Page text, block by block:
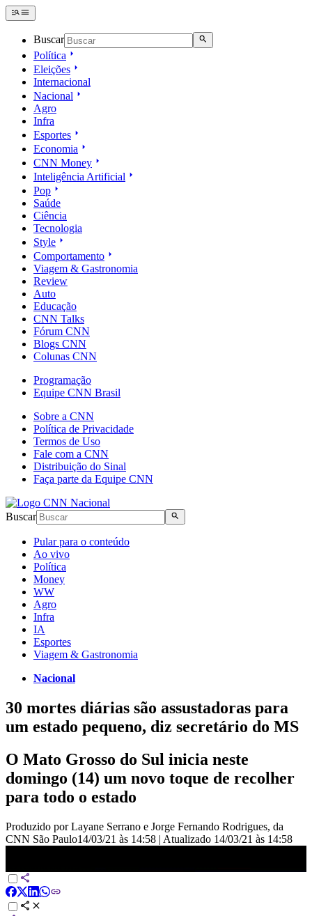
Buscar
Política
Eleições
Internacional
Nacional
Agro
Infra
Esportes
Economia
CNN Money
Inteligência Artificial
Pop
Saúde
Ciência
Tecnologia
Style
Comportamento
Viagem & Gastronomia
Review
Auto
Educação
CNN Talks
Fórum CNN
Blogs CNN
Colunas CNN
Programação
Equipe CNN Brasil
Sobre a CNN
Política de Privacidade
Termos de Uso
Fale com a CNN
Distribuição do Sinal
Faça parte da Equipe CNN
Buscar
Pular para o conteúdo
Ao vivo
Política
Money
WW
Agro
Infra
IA
Esportes
Viagem & Gastronomia
Nacional
30 mortes diárias são assustadoras para
um estado pequeno, diz secretário do MS
O Mato Grosso do Sul inicia neste
domingo (14) um novo toque de recolher
para todo o estado
Produzido por Layane Serrano e Jorge Fernando Rodrigues, da
CNN São Paulo14/03/21 às 14:58 | Atualizado 14/03/21 às 14:58